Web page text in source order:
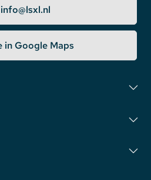
info@lsxl.nl
in Google Maps